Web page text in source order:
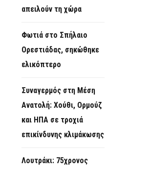
απειλούν τη χώρα
Φωτιά στο Σπήλαιο
Ορεστιάδας, σηκώθηκε
ελικόπτερο
Συναγερμός στη Μέση
Ανατολή: Χούθι, Ορμούζ
και ΗΠΑ σε τροχιά
επικίνδυνης κλιμάκωσης
Λουτράκι: 75χρονος